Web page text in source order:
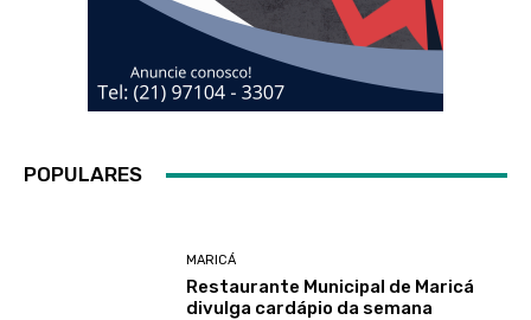
POPULARES
MARICÁ
Restaurante Municipal de Maricá
divulga cardápio da semana